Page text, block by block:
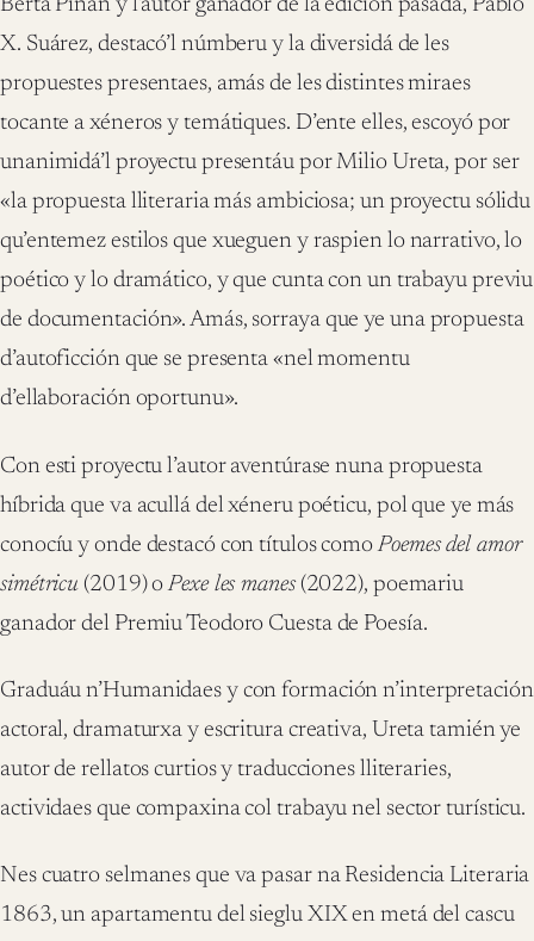
Berta Piñán y l’autor ganador de la edición pasada, Pablo
X. Suárez, destacó’l númberu y la diversidá de les
propuestes presentaes, amás de les distintes miraes
tocante a xéneros y temátiques. D’ente elles, escoyó por
unanimidá’l proyectu presentáu por Milio Ureta, por ser
«la propuesta lliteraria más ambiciosa; un proyectu sólidu
qu’entemez estilos que xueguen y raspien lo narrativo, lo
poético y lo dramático, y que cunta con un trabayu previu
de documentación». Amás, sorraya que ye una propuesta
d’autoficción que se presenta «nel momentu
d’ellaboración oportunu».
Con esti proyectu l’autor aventúrase nuna propuesta
híbrida que va acullá del xéneru poéticu, pol que ye más
conocíu y onde destacó con títulos comoPoemes del amor
simétricu (2019) oPexe les manes(2022), poemariu
ganador del Premiu Teodoro Cuesta de Poesía.
Graduáu n’Humanidaes y con formación n’interpretación
actoral, dramaturxa y escritura creativa, Ureta tamién ye
autor de rellatos curtios y traducciones lliteraries,
actividaes que compaxina col trabayu nel sector turísticu.
Nes cuatro selmanes que va pasar na Residencia Literaria
1863, un apartamentu del sieglu XIX en metá del cascu